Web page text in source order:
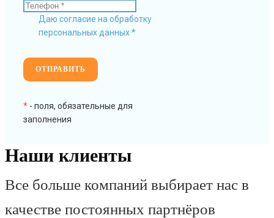
Даю согласие на обработку
персональных данных *
* - поля, обязательные для
заполнения
Наши клиенты
Все больше компаний выбирает нас в
качестве постоянных партнёров